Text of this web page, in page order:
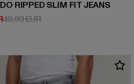
RIPPED SLIM FIT JEANS
hinta: 21,00 EUR
49,99 EURKampanjahinta: 49,99 EUR